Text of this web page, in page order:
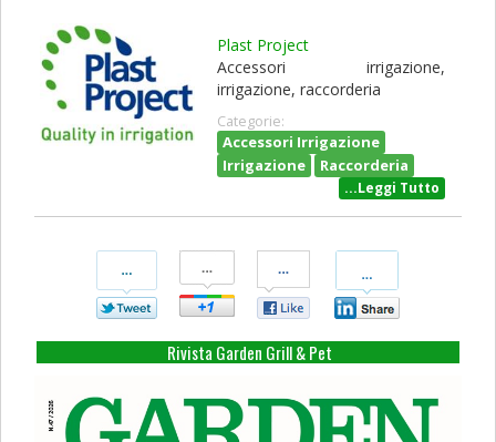
Plast Project
Accessori irrigazione,
irrigazione, raccorderia
Categorie:
Accessori Irrigazione
Irrigazione
Raccorderia
...Leggi Tutto
Twitter
Su
Google+
Su
Facebook
Su
Linkedin
Rivista Garden Grill & Pet